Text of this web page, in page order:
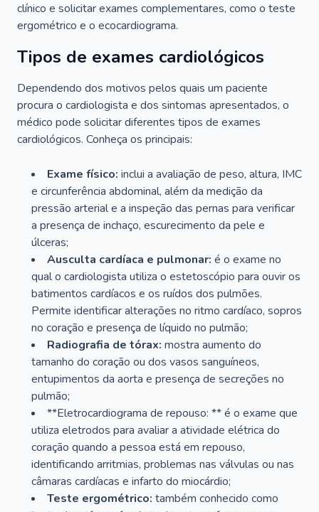
clínico e solicitar exames complementares, como o teste
ergométrico e o ecocardiograma.
Tipos de exames cardiológicos
Dependendo dos motivos pelos quais um paciente
procura o cardiologista e dos sintomas apresentados, o
médico pode solicitar diferentes tipos de exames
cardiológicos. Conheça os principais:
Exame físico: inclui a avaliação de peso, altura, IMC
e circunferência abdominal, além da medição da
pressão arterial e a inspeção das pernas para verificar
a presença de inchaço, escurecimento da pele e
úlceras;
Ausculta cardíaca e pulmonar: é o exame no
qual o cardiologista utiliza o estetoscópio para ouvir os
batimentos cardíacos e os ruídos dos pulmões.
Permite identificar alterações no ritmo cardíaco, sopros
no coração e presença de líquido no pulmão;
Radiografia de tórax: mostra aumento do
tamanho do coração ou dos vasos sanguíneos,
entupimentos da aorta e presença de secreções no
pulmão;
**Eletrocardiograma de repouso: ** é o exame que
utiliza eletrodos para avaliar a atividade elétrica do
coração quando a pessoa está em repouso,
identificando arritmias, problemas nas válvulas ou nas
câmaras cardíacas e infarto do miocárdio;
Teste ergométrico: também conhecido como